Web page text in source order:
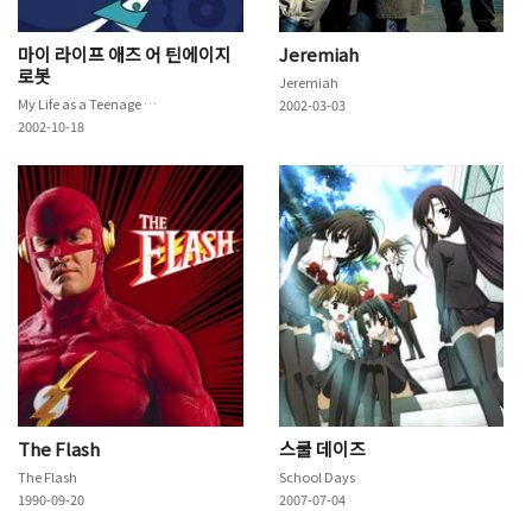
마이 라이프 애즈 어 틴에이지
로봇
My Life as a Teenage Robot
2002-10-18
Jeremiah
Jeremiah
2002-03-03
The Flash
The Flash
1990-09-20
스쿨 데이즈
School Days
2007-07-04